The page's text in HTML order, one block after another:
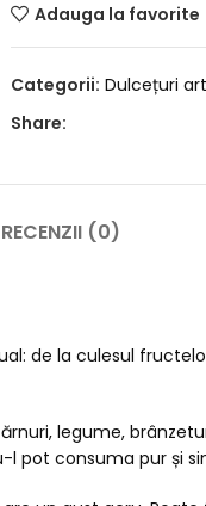
Adauga la favorite
Categorii: Dulcețuri
Share:
RECENZII (0)
de la culesul
legume,
pot consuma pur și